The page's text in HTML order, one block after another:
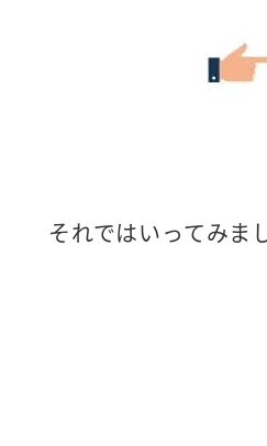
それではいってみま